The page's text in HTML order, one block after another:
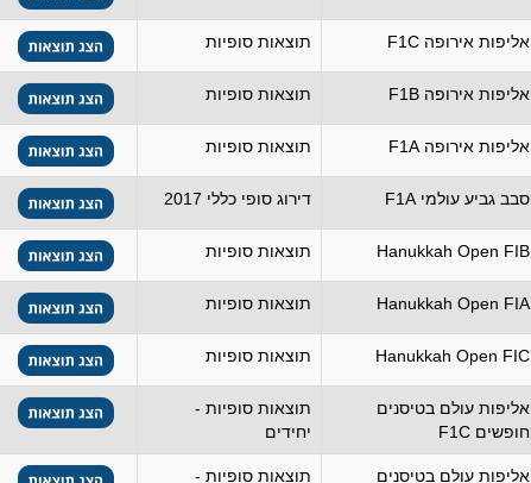
אליפות אירופה F1C תוצאות סופיות
אליפות אירופה F1B תוצאות סופיות
אליפות אירופה F1A תוצאות סופיות
סבב גביע עולמי F1A דירוג סופי כללי 2017
Hanukkah Open FIB תוצאות סופיות
Hanukkah Open FIA תוצאות סופיות
Hanukkah Open FIC תוצאות סופיות
אליפות עולם בטיסנים
חופשים F1C
תוצאות סופיות -
יחידים
אליפות עולם בטיסנים
תוצאות סופיות -